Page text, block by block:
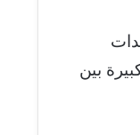
بين